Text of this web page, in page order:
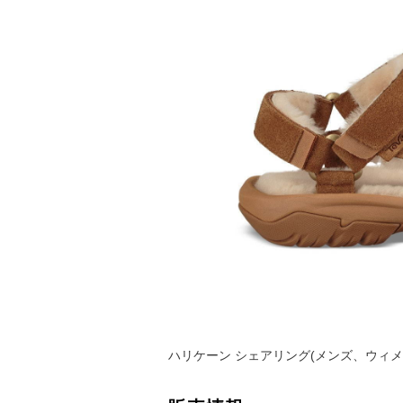
ハリケーン シェアリング(メンズ、ウィ